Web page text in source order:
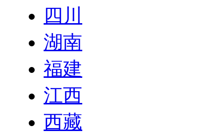
四川
湖南
福建
江西
西藏